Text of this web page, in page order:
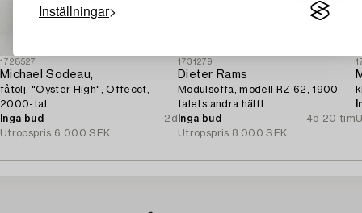
Inställningar
1728527
Michael Sodeau,
fåtölj, "Oyster High", Offecct,
2000-tal.
Inga bud
2d
Utropspris 6 000 SEK
1731279
Dieter Rams
Modulsoffa, modell RZ 62, 1900-
talets andra hälft.
Inga bud
4d 20 tim
Utropspris 8 000 SEK